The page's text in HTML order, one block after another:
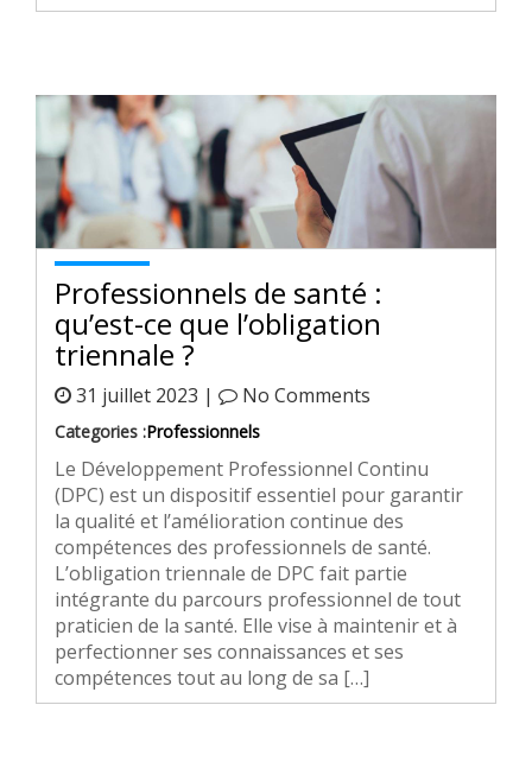
Professionnels de santé :
qu’est-ce que l’obligation
triennale ?
31 juillet 2023 | No Comments
Categories :Professionnels
Le Développement Professionnel Continu
(DPC) est un dispositif essentiel pour garantir
la qualité et l’amélioration continue des
compétences des professionnels de santé.
L’obligation triennale de DPC fait partie
intégrante du parcours professionnel de tout
praticien de la santé. Elle vise à maintenir et à
perfectionner ses connaissances et ses
compétences tout au long de sa […]